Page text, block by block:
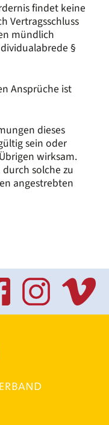
findet keine
Vertragsschluss
mündlich
§
Ansprüche ist
dieses
sein oder
wirksam.
solche zu
angestrebten